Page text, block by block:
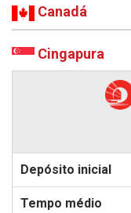
Canadá
Cingapura